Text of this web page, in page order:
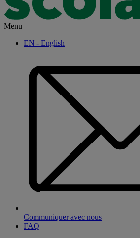
Menu
EN - English
Communiquer avec nous
FAQ